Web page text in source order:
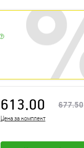
613.00 677.50
Цена за комплект